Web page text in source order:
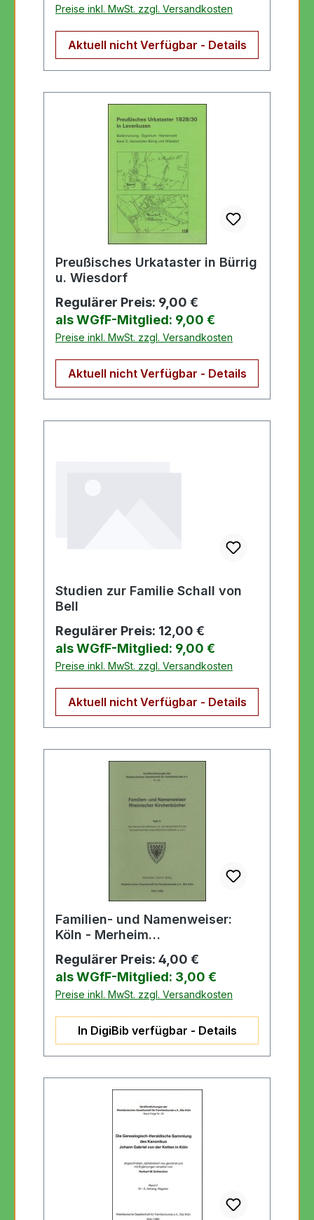
Preise inkl. MwSt. zzgl. Versandkosten
Aktuell nicht Verfügbar - Details
Preußisches Urkataster in Bürrig
u. Wiesdorf
Regulärer Preis:
9,00 €
als WGfF-Mitglied: 9,00 €
Preise inkl. MwSt. zzgl. Versandkosten
Aktuell nicht Verfügbar - Details
Studien zur Familie Schall von
Bell
Regulärer Preis:
12,00 €
als WGfF-Mitglied: 9,00 €
Preise inkl. MwSt. zzgl. Versandkosten
Aktuell nicht Verfügbar - Details
Familien- und Namenweiser:
Köln - Merheim
Regulärer Preis:
4,00 €
als WGfF-Mitglied: 3,00 €
Preise inkl. MwSt. zzgl. Versandkosten
In DigiBib verfügbar - Details